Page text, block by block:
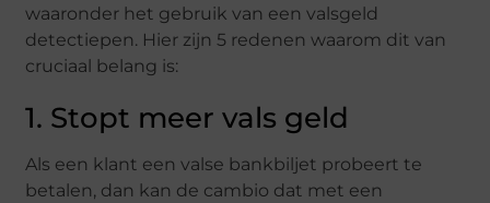
waaronder het gebruik van een valsgeld
detectiepen. Hier zijn 5 redenen waarom dit van
cruciaal belang is:
1. Stopt meer vals geld
Als een klant een valse bankbiljet probeert te
betalen, dan kan de cambio dat met een